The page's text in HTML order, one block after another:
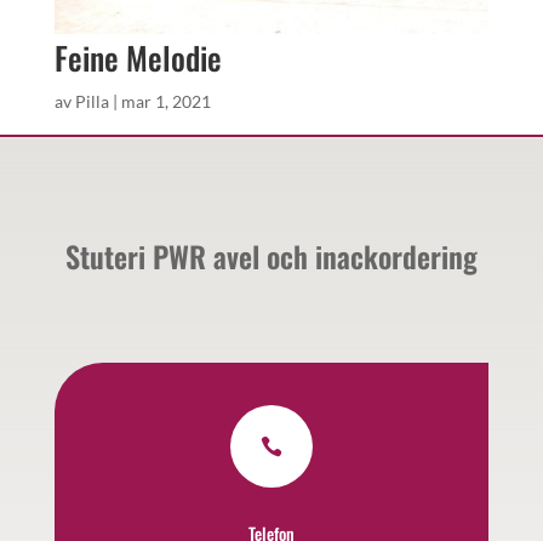
Feine Melodie
av Pilla| mar 1, 2021
Stuteri PWR avel och inackordering

Telefon